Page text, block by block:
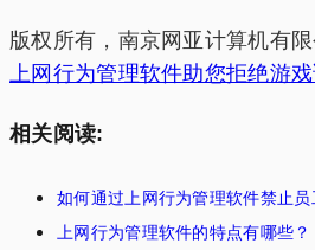
版权所有，南京网亚计算机有
上网行为管理软件助您拒绝游
相关阅读:
如何通过上网行为管理软件禁止
上网行为管理软件的特点有哪些？